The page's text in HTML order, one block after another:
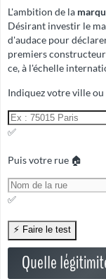
L'ambition de la
Désirant investir le
d'audace pour
premiers
ce, à l'échelle
Indiquez votre ville
✅
Puis votre rue 🏠
✅
Quelle